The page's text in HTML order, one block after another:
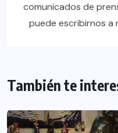
comunicados de
puede escribirnos a
También te